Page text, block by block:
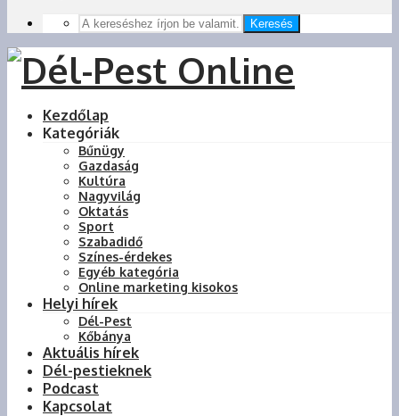
Keresés
Kezdőlap
Kategóriák
Bűnügy
Gazdaság
Kultúra
Nagyvilág
Oktatás
Sport
Szabadidő
Színes-érdekes
Egyéb kategória
Online marketing kisokos
Helyi hírek
Dél-Pest
Kőbánya
Aktuális hírek
Dél-pestieknek
Podcast
Kapcsolat